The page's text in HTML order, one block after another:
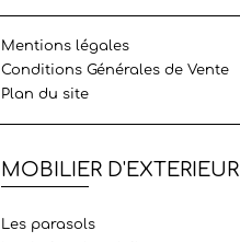
Mentions légales
Conditions Générales de Vente
Plan du site
MOBILIER D'EXTERIEUR
Les parasols